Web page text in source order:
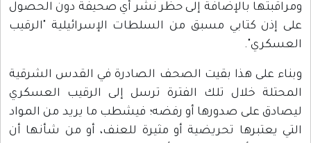
ومراقبتها بالإضافة إلى حظر نشر أي صحيفة دون الحصول
على إذن كتابي مسبق من السلطات الإسرائيلية "الرقيب
العسكري".
وبناء على هذا بقيت الصحف الصادرة في القدس الشرقية
المحتلة خلال تلك الفترة ترسل إلى الرقيب العسكري
ليصادق على صدورها أو رفضه؛ فيشطب ما يريد من المواد
التي يعتبرها تحريضية أو مثيرة للعنف، أو من شأنها أن